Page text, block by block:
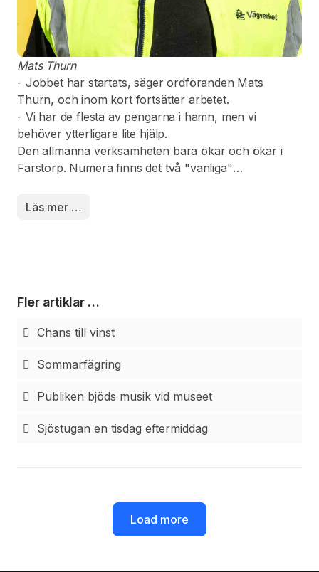
Mats Thurn
- Jobbet har startats, säger ordföranden Mats
Thurn, och inom kort fortsätter arbetet.
- Vi har de flesta av pengarna i hamn, men vi
behöver ytterligare lite hjälp.
Den allmänna verksamheten bara ökar och ökar i
Farstorp. Numera finns det två "vanliga"
utegym, en multilarena och en lekplats. Dessutom
Läs mer …
Fler artiklar …
Chans till vinst
Sommarfägring
Publiken bjöds musik vid museet
Sjöstugan en tisdag eftermiddag
Load more